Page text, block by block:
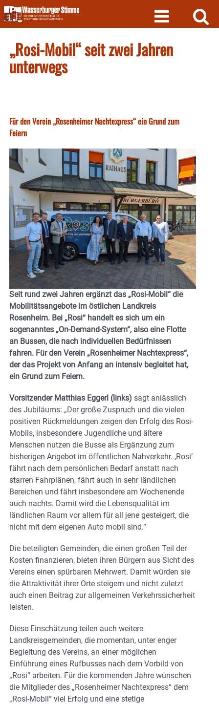
Skip
to
content
„Rosi-Mobil“ seit zwei Jahren
unterwegs
Für den Verein „Rosenheimer Nachtexpress“ ein Grund zum
Feiern
Seit rund zwei Jahren ergänzt das „Rosi-Mobil“ die
Mobilitätsangebote im östlichen Landkreis
Rosenheim. Bei „Rosi“ handelt es sich um ein
sogenanntes „On-Demand-System“, also eine Flotte
an Bussen, die nach individuellen Bedürfnissen
fahren. Für den Verein „Rosenheimer Nachtexpress“,
der das Projekt von Anfang an intensiv begleitet hat,
ein Grund zum Feiern.
Vorsitzender Matthias Eggerl (links) sagt anlässlich
des Jubiläums: „Der große Zuspruch und die vielen
positiven Rückmeldungen zeigen den Erfolg des Rosi-
Mobils, insbesondere Jugendliche und ältere
Menschen nutzen die Busse als Ergänzung zum
bisherigen Angebot im öffentlichen Nahverkehr. ,Rosi‘
fährt nach dem persönlichen Bedarf anstatt nach
starren Fahrplänen, fährt auch in sehr ländlichen
Bereichen und fährt insbesondere am Wochenende
auch nachts. Damit wird die Lebensqualität im
ländlichen Raum vor allem für all jene gesteigert, die
nicht mit dem eigenen Auto mobil sind.“
Die beteiligten Gemeinden, die einen großen Teil der
Kosten finanzieren, bieten ihren Bürgern aus Sicht des
Vereins einen spürbaren Mehrwert. Damit würden sie
die Attraktivität ihrer Orte steigern und nicht zuletzt
auch einen Beitrag zur allgemeinen Verkehrssicherheit
leisten.
Diese Einschätzung teilen auch weitere
Landkreisgemeinden, die momentan, unter enger
Begleitung des Vereins, an einer möglichen
Einführung eines Rufbusses nach dem Vorbild von
„Rosi“ arbeiten. Für die kommenden Jahre wünschen
die Mitglieder des „Rosenheimer Nachtexpress“ dem
„Rosi-Mobil“ viel Erfolg und eine stetige